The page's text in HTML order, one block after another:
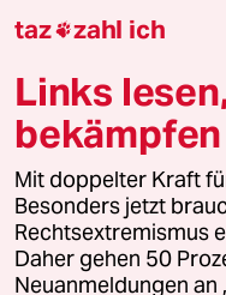
Downloads für
© 2026 taz Verlags und
Alle Rechte vorbehalten. Bei
wenden Sie sich bitte an
Feedback
taz zahl ich
Links
bekämpfen
Mit doppelter Kraft
Besonders jetzt
Rechtsextremismus
Daher gehen 50
Neuanmeldungen an